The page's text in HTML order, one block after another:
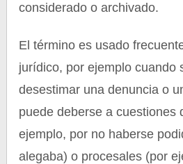
considerado o archivado.
El término es usado
jurídico, por ejemplo cuando
desestimar una denuncia o
puede deberse a cuestiones
ejemplo, por no haberse
alegaba) o procesales (por